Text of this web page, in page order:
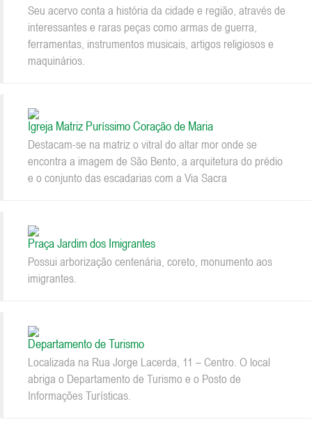
Seu acervo conta a história da cidade e região, através de
interessantes e raras peças como armas de guerra,
ferramentas, instrumentos musicais, artigos religiosos e
maquinários.
Igreja Matriz Puríssimo Coração de Maria
Destacam-se na matriz o vitral do altar mor onde se
encontra a imagem de São Bento, a arquitetura do prédio
e o conjunto das escadarias com a Via Sacra
Praça Jardim dos Imigrantes
Possui arborização centenária, coreto, monumento aos
imigrantes.
Departamento de Turismo
Localizada na Rua Jorge Lacerda, 11 – Centro. O local
abriga o Departamento de Turismo e o Posto de
Informações Turísticas.